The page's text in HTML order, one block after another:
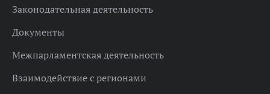
Законодательная деятельность
Документы
Межпарламентская деятельность
Взаимодействие с регионами